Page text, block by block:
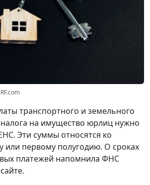
транспортного и земельного
налога на имущество юрлиц нужно
Эти суммы относятся ко
или первому полугодию. О сроках
платежей напомнила ФНС